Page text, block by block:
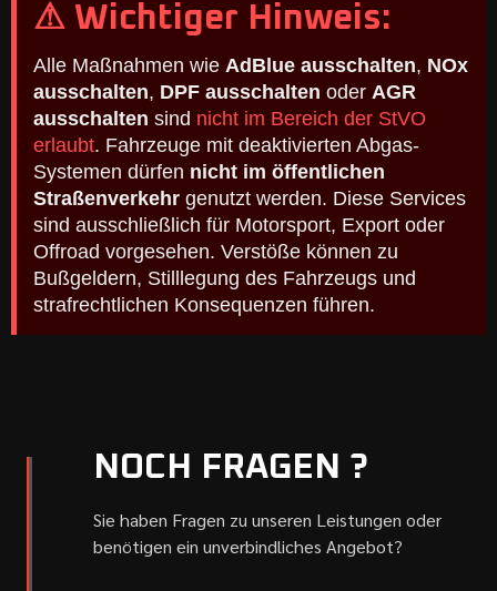
⚠ Wichtiger Hinweis:
Alle Maßnahmen wie AdBlue ausschalten, NOx
ausschalten, DPF ausschalten oder AGR
ausschalten sind nicht im Bereich der StVO
erlaubt. Fahrzeuge mit deaktivierten Abgas-
Systemen dürfen nicht im öffentlichen
Straßenverkehr genutzt werden. Diese Services
sind ausschließlich für Motorsport, Export oder
Offroad vorgesehen. Verstöße können zu
Bußgeldern, Stilllegung des Fahrzeugs und
strafrechtlichen Konsequenzen führen.
NOCH FRAGEN ?
Sie haben Fragen zu unseren Leistungen oder
benötigen ein unverbindliches Angebot?